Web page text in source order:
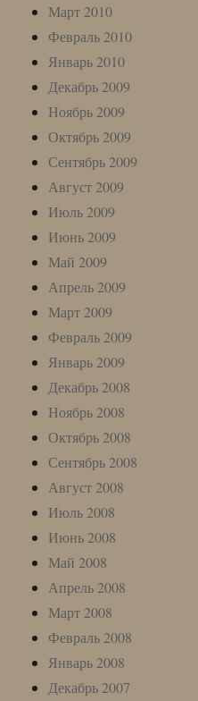
Март 2010
Февраль 2010
Январь 2010
Декабрь 2009
Ноябрь 2009
Октябрь 2009
Сентябрь 2009
Август 2009
Июль 2009
Июнь 2009
Май 2009
Апрель 2009
Март 2009
Февраль 2009
Январь 2009
Декабрь 2008
Ноябрь 2008
Октябрь 2008
Сентябрь 2008
Август 2008
Июль 2008
Июнь 2008
Май 2008
Апрель 2008
Март 2008
Февраль 2008
Январь 2008
Декабрь 2007